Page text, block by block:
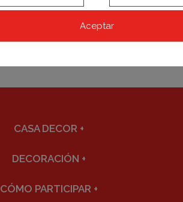
Aceptar
CASA DECOR +
DECORACIÓN +
CÓMO PARTICIPAR +